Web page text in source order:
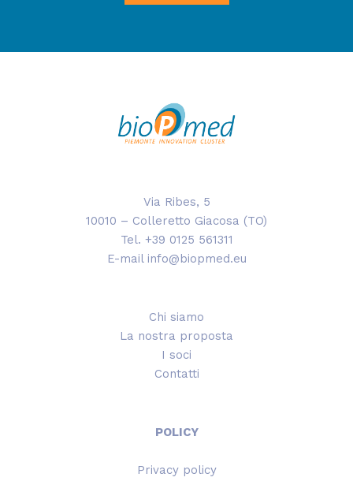
Via Ribes, 5
10010 – Colleretto Giacosa (TO)
Tel. +39 0125 561311
E-mail info@biopmed.eu
Chi siamo
La nostra proposta
I soci
Contatti
POLICY
Privacy policy